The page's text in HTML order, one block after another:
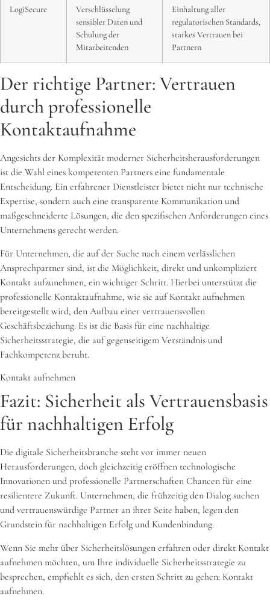
LogiSecure
Verschlüsselung
sensibler Daten und
Schulung der
Mitarbeitenden
Einhaltung aller
regulatorischen Standards,
starkes Vertrauen bei
Partnern
Der richtige Partner: Vertrauen
durch professionelle
Kontaktaufnahme
Angesichts der Komplexität moderner Sicherheitsherausforderungen
ist die Wahl eines kompetenten Partners eine fundamentale
Entscheidung. Ein erfahrener Dienstleister bietet nicht nur technische
Expertise, sondern auch eine transparente Kommunikation und
maßgeschneiderte Lösungen, die den spezifischen Anforderungen eines
Unternehmens gerecht werden.
Für Unternehmen, die auf der Suche nach einem verlässlichen
Ansprechpartner sind, ist die Möglichkeit, direkt und unkompliziert
Kontakt aufzunehmen, ein wichtiger Schritt. Hierbei unterstützt die
professionelle Kontaktaufnahme, wie sie auf Kontakt aufnehmen
bereitgestellt wird, den Aufbau einer vertrauensvollen
Geschäftsbeziehung. Es ist die Basis für eine nachhaltige
Sicherheitsstrategie, die auf gegenseitigem Verständnis und
Fachkompetenz beruht.
Kontakt aufnehmen
Fazit: Sicherheit als Vertrauensbasis
für nachhaltigen Erfolg
Die digitale Sicherheitsbranche steht vor immer neuen
Herausforderungen, doch gleichzeitig eröffnen technologische
Innovationen und professionelle Partnerschaften Chancen für eine
resilientere Zukunft. Unternehmen, die frühzeitig den Dialog suchen
und vertrauenswürdige Partner an ihrer Seite haben, legen den
Grundstein für nachhaltigen Erfolg und Kundenbindung.
Wenn Sie mehr über Sicherheitslösungen erfahren oder direkt Kontakt
aufnehmen möchten, um Ihre individuelle Sicherheitsstrategie zu
besprechen, empfiehlt es sich, den ersten Schritt zu gehen: Kontakt
aufnehmen.